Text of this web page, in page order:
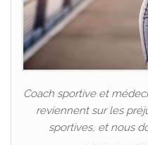
Coach sportive et
reviennent sur les
sportives, et nous